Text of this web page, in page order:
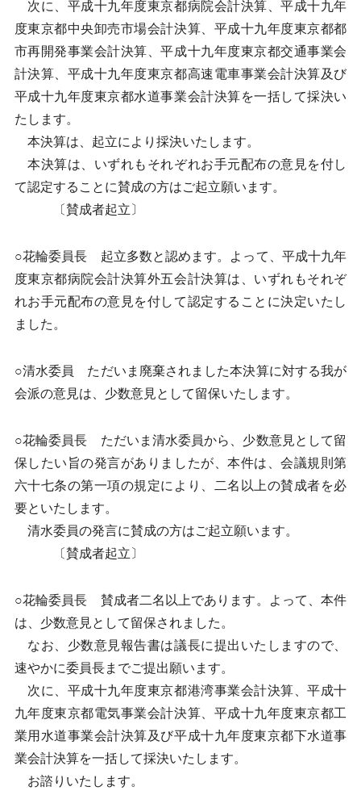
次に、平成十九年度東京都病院会計決算、平成十九年
度東京都中央卸売市場会計決算、平成十九年度東京都都
市再開発事業会計決算、平成十九年度東京都交通事業会
計決算、平成十九年度東京都高速電車事業会計決算及び
平成十九年度東京都水道事業会計決算を一括して採決い
たします。
本決算は、起立により採決いたします。
本決算は、いずれもそれぞれお手元配布の意見を付し
て認定することに賛成の方はご起立願います。
〔賛成者起立〕
○花輪委員長 起立多数と認めます。よって、平成十九年
度東京都病院会計決算外五会計決算は、いずれもそれぞ
れお手元配布の意見を付して認定することに決定いたし
ました。
○清水委員 ただいま廃棄されました本決算に対する我が
会派の意見は、少数意見として留保いたします。
○花輪委員長 ただいま清水委員から、少数意見として留
保したい旨の発言がありましたが、本件は、会議規則第
六十七条の第一項の規定により、二名以上の賛成者を必
要といたします。
清水委員の発言に賛成の方はご起立願います。
〔賛成者起立〕
○花輪委員長 賛成者二名以上であります。よって、本件
は、少数意見として留保されました。
なお、少数意見報告書は議長に提出いたしますので、
速やかに委員長までご提出願います。
次に、平成十九年度東京都港湾事業会計決算、平成十
九年度東京都電気事業会計決算、平成十九年度東京都工
業用水道事業会計決算及び平成十九年度東京都下水道事
業会計決算を一括して採決いたします。
お諮りいたします。